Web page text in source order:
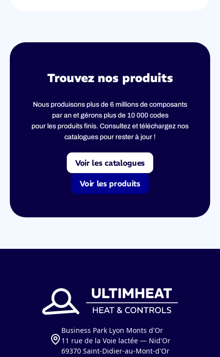
Trouvez nos produits
Nous produisons plus de 6 millions de composants
par an et gérons plus de 10 000 codes
pour les produits finis. Consultez et téléchargez nos
catalogues pour rester à jour !
Voir les catalogues
Voir les produits
Business Park Lyon Monts d'Or
11 rue de la Voie lactée — Nid'Or
69370 Saint-Didier-au-Mont-d'Or